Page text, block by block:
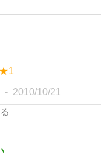
★1
2010/10/21